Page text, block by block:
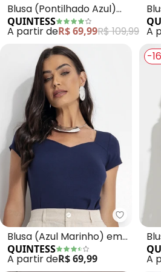
Blusa (Pontilhado Azul)
em Malha Fria
QUINTESS
A partir deR$ 69,99R$ 109,99 A
Blusa (Azul Marinho) em
Malha de Viscose
QUINTESS
A partir deR$ 69,99
-
A